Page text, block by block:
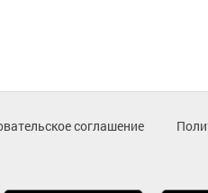
соглашение